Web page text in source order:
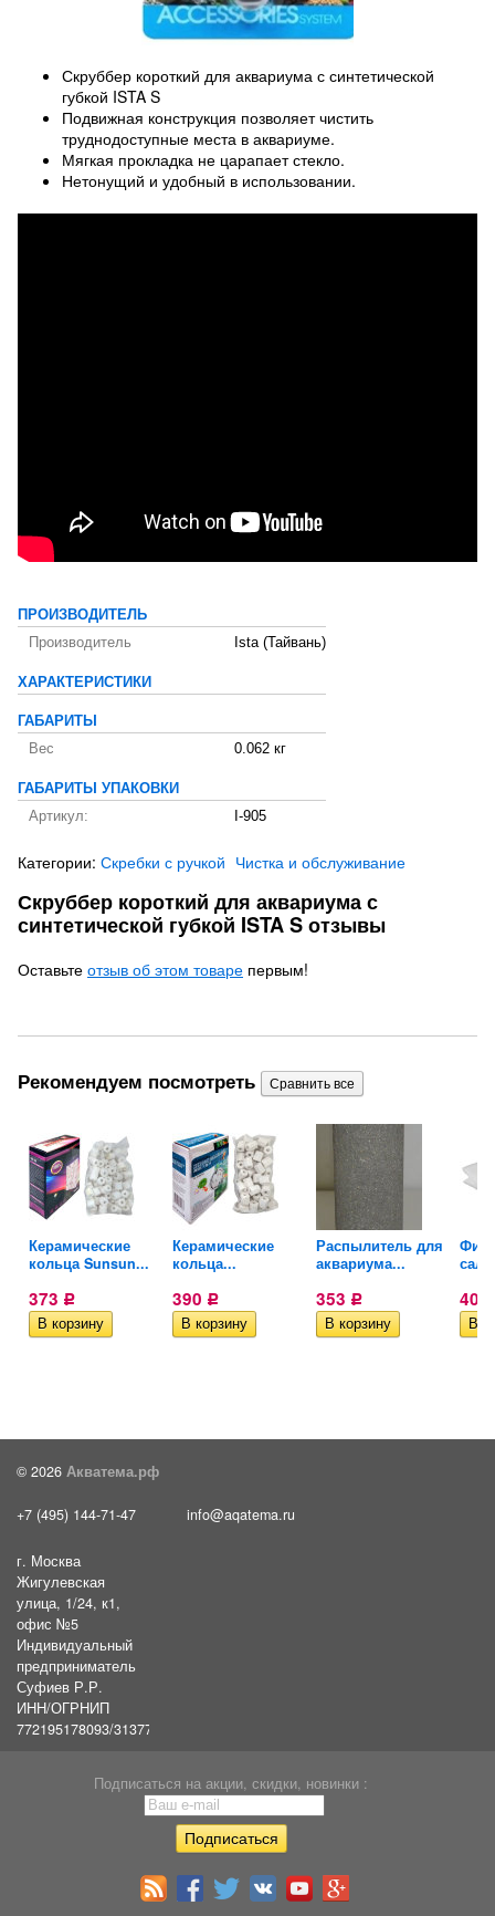
Скруббер короткий для аквариума с синтетической
губкой ISTA S
Подвижная конструкция позволяет чистить
труднодоступные места в аквариуме.
Мягкая прокладка не царапает стекло.
Нетонущий и удобный в использовании.
ПРОИЗВОДИТЕЛЬ
Производитель
Ista (Тайвань)
ХАРАКТЕРИСТИКИ
ГАБАРИТЫ
Вес
0.062 кг
ГАБАРИТЫ УПАКОВКИ
Артикул:
I-905
Категории: Скребки с ручкой Чистка и обслуживание
Скруббер короткий для аквариума с
синтетической губкой ISTA S отзывы
Оставьте отзыв об этом товаре первым!
Рекомендуем посмотреть
Керамические
кольца Sunsun...
373 Р
Керамические
кольца...
390 Р
Распылитель для
аквариума...
353 Р 407
© 2026 Акватема.рф
+7 (495) 144-71-47 info@aqatema.ru
г. Москва
Жигулевская
улица, 1/24, к1,
офис №5
Индивидуальный
предприниматель
Суфиев Р.Р.
ИНН/ОГРНИП
772195178093/31377461610054
Подписаться на акции, скидки, новинки :